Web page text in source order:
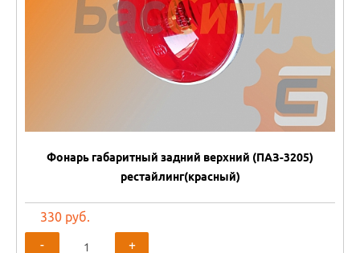
Фонарь габаритный задний верхний (ПАЗ-3205)
рестайлинг(красный)
330 руб.
-
+